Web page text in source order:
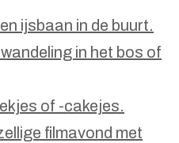
ijsbaan in de buurt.
in het bos of
of -cakejes.
filmavond met